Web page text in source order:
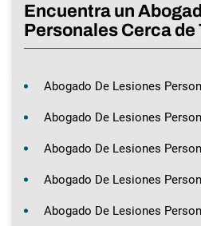
Encuentra un
Personales Cerca de
Abogado De Lesiones
Abogado De Lesiones
Abogado De Lesiones
Abogado De Lesiones
Abogado De Lesiones